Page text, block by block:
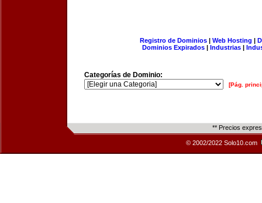
Registro de Dominios| Web Hosting |
Dominios Expirados | Industrias |
Categorías de Dominio:
[Pág.
** Precios
© 2002/2022 Solo10.com